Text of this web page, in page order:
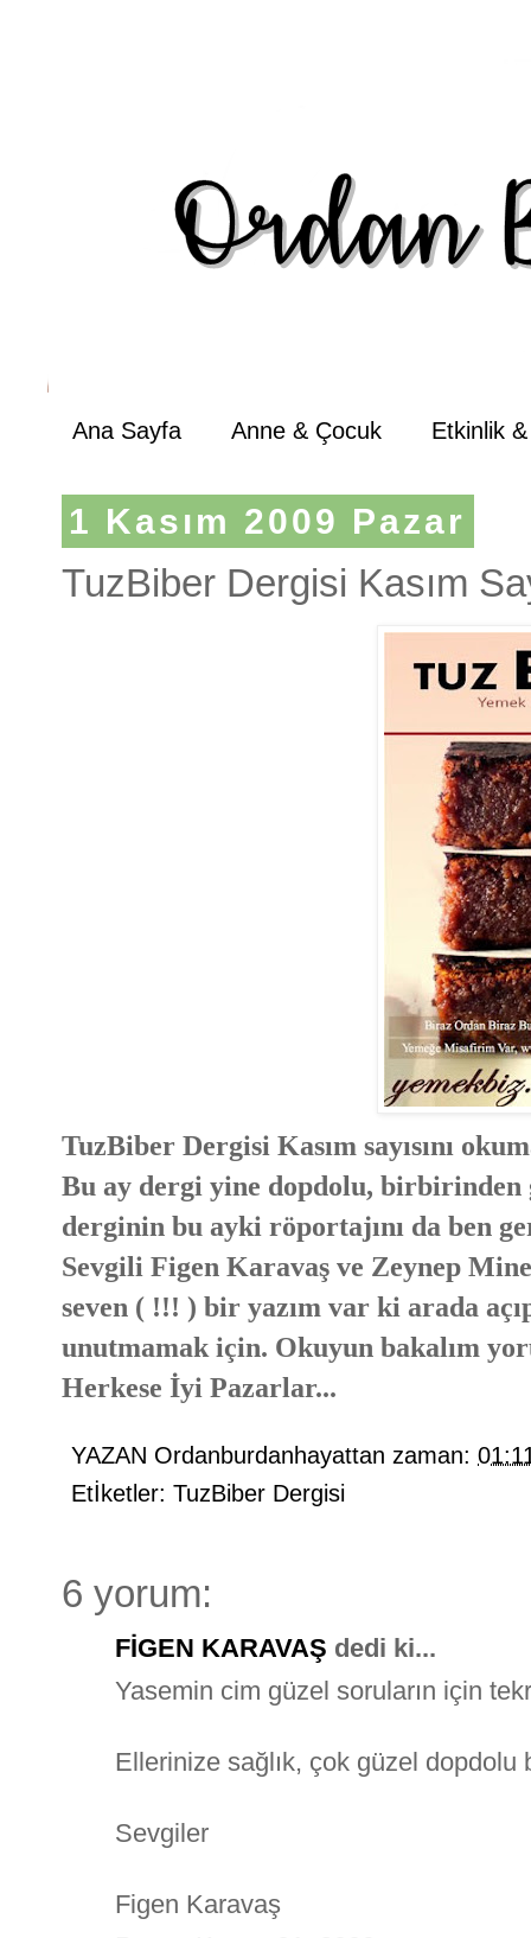
Ana Sayfa Anne & Çocuk Etkinlik
1 Kasım 2009 Pazar
TuzBiber Dergisi Kasım
TuzBiber Dergisi Kasım sayısını
Bu ay dergi yine dopdolu,
derginin bu ayki röportajını da ben
Sevgili Figen Karavaş ve Zeynep
seven ( !!! ) bir yazım var ki arada
unutmamak için. Okuyun bakalım
Herkese İyi Pazarlar...
YAZAN Ordanburdanhayattan zaman:
Etİketler: TuzBiber Dergisi
6 yorum:
FİGEN KARAVAŞ dedi ki...
Yasemin cim güzel soruların için
Ellerinize sağlık, çok güzel dopdolu
Sevgiler
Figen Karavaş